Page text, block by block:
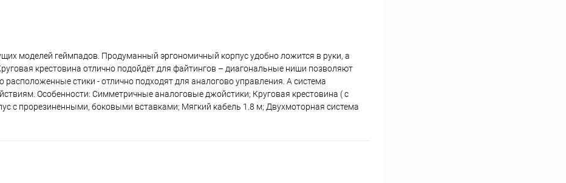
моделей геймпадов. Продуманный эргономичный корпус удобно ложится в руки, а
крестовина отлично подойдёт для файтингов – диагональные ниши позволяют
стики - отлично подходят для аналогово управления. А система
Особенности: Симметричные аналоговые джойстики; Круговая крестовина ( с
с прорезиненными, боковыми вставками; Мягкий кабель 1.8 м; Двухмоторная система